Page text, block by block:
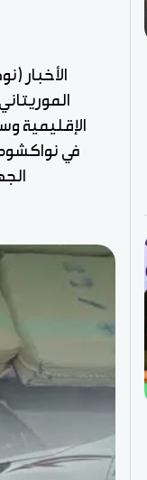
الأخبار
الإقليمية
في